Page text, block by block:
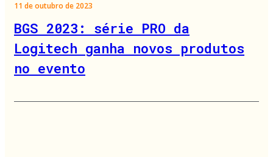
11 de outubro de 2023
BGS 2023: série PRO da
Logitech ganha novos produtos
no evento